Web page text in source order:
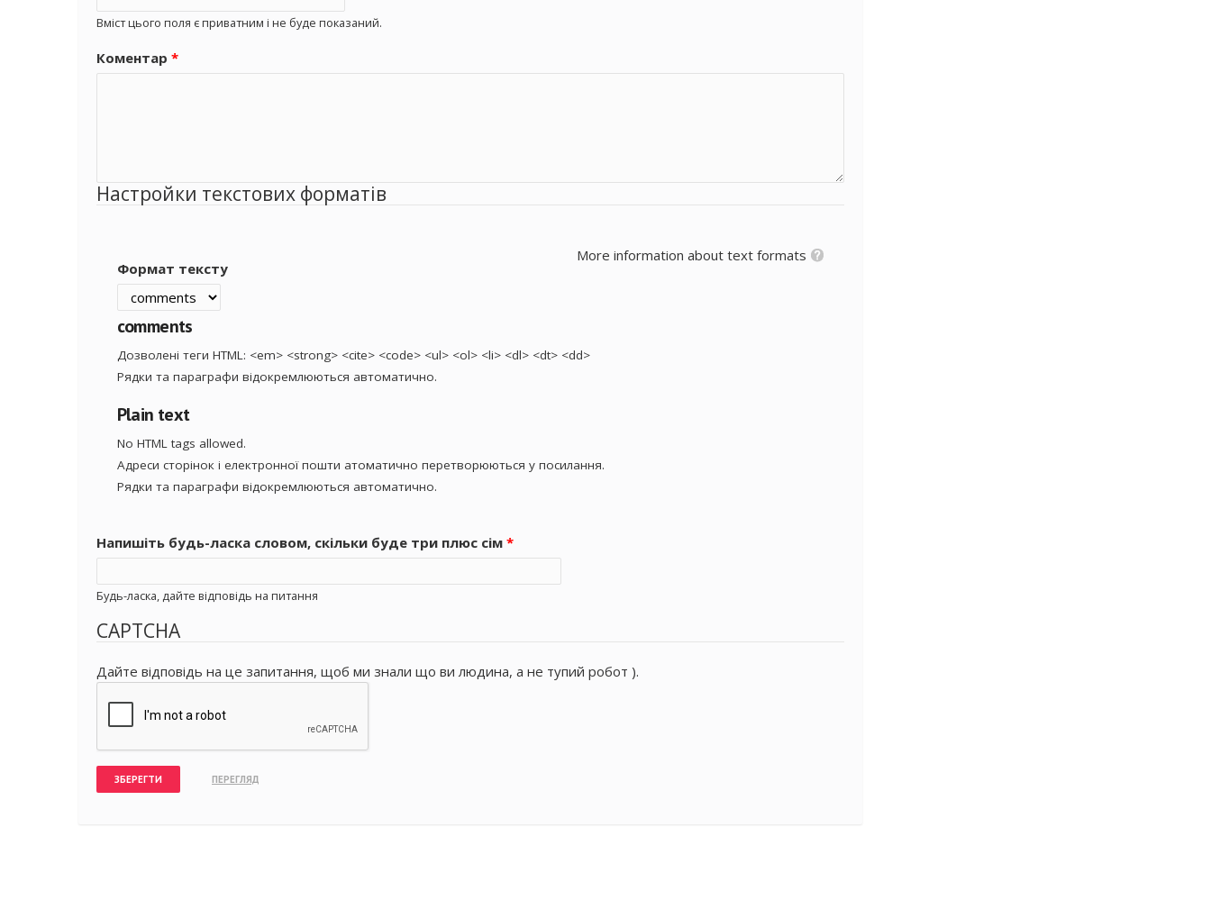
Вміст цього поля є приватним і не буде показаний.
Коментар *
Настройки текстових форматів
More information about text formats
Формат тексту
comments
Дозволені теги HTML: <em> <strong> <cite> <code> <ul> <ol> <li> <dl> <dt> <dd>
Рядки та параграфи відокремлюються автоматично.
Plain text
No HTML tags allowed.
Адреси сторінок і електронної пошти атоматично перетворюються у посилання.
Рядки та параграфи відокремлюються автоматично.
Напишіть будь-ласка словом, скільки буде три плюс сім *
Будь-ласка, дайте відповідь на питання
CAPTCHA
Дайте відповідь на це запитання, щоб ми знали що ви людина, а не тупий робот ).